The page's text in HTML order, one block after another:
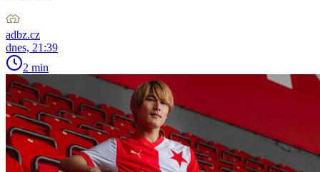
adbz.cz
dnes, 21:39
2 min